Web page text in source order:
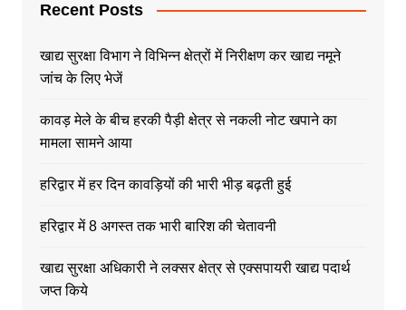
Recent Posts
खाद्य सुरक्षा विभाग ने विभिन्न क्षेत्रों में निरीक्षण कर खाद्य नमूने
जांच के लिए भेजें
कावड़ मेले के बीच हरकी पैड़ी क्षेत्र से नकली नोट खपाने का
मामला सामने आया
हरिद्वार में हर दिन कावड़ियों की भारी भीड़ बढ़ती हुई
हरिद्वार में 8 अगस्त तक भारी बारिश की चेतावनी
खाद्य सुरक्षा अधिकारी ने लक्सर क्षेत्र से एक्सपायरी खाद्य पदार्थ
जप्त किये